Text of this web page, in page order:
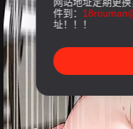
件到：
址！！！